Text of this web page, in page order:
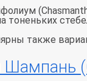
также